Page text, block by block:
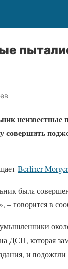
неизвестные
совершить
Berliner
была
– говорится в
ДСП, которая
и подожгли